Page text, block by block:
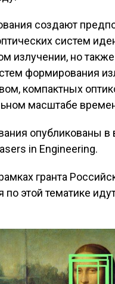
создают
систем
излучении, но
формирования
компактных
масштабе
опубликованы
in Engineering.
гранта
по этой тематике